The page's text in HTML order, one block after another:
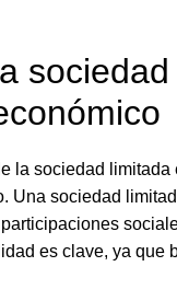
la sociedad
Una sociedad
es clave, ya